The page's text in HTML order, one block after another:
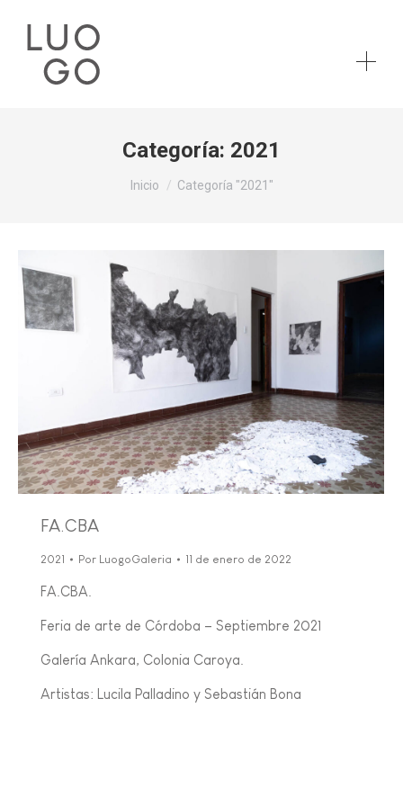
Categoría: 2021
Estás aquí:
Inicio Categoría "2021"
FA.CBA
2021 Por LuogoGaleria 11 de enero de 2022
FA.CBA.
Feria de arte de Córdoba – Septiembre 2021
Galería Ankara, Colonia Caroya.
Artistas: Lucila Palladino y Sebastián Bona